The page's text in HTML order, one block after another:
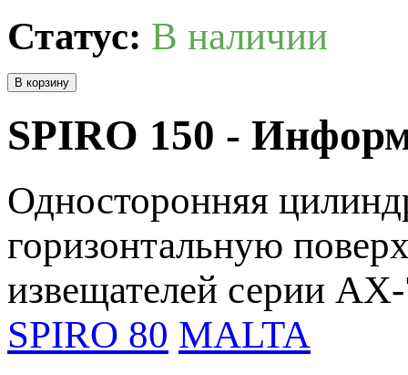
Статус: В наличии
SPIRO 150 -
Односторонняя
горизонтальную
извещателей серии
SPIRO 80 MALTA